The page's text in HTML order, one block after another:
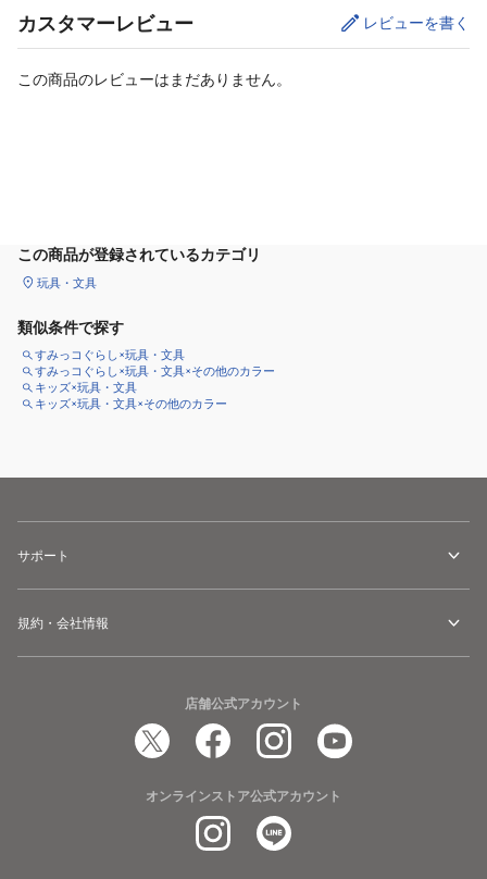
カスタマーレビュー レビューを書く
この商品のレビューはまだありません。
この商品が登録されているカテゴリ
玩具・文具
類似条件で探す
すみっコぐらし×玩具・文具
すみっコぐらし×玩具・文具×その他のカラー
キッズ×玩具・文具
キッズ×玩具・文具×その他のカラー
サポート
規約・会社情報
店舗公式アカウント
オンラインストア公式アカウント